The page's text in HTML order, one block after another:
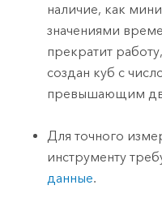
наличие, как
значениями
прекратит
создан куб с
превышающим
Для точного
инструменту
данные.